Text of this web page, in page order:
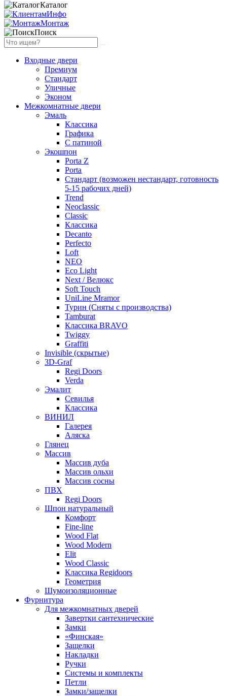
Каталог
Инфо
Монтаж
Поиск
Входные двери
Премиум
Стандарт
Уличные
Эконом
Межкомнатные двери
Эмаль
Классика
Графика
С патиной
Экошпон
Porta Z
Porta
Стандарт (возможен нестандарт, готовность
5-15 рабочих дней)
Trend
Neoclassic
Classic
Классика
Decanto
Perfecto
Loft
NEO
Eco Light
Next / Велюкс
Soft Touch
UniLine Mramor
Турин (Сняты с производства)
Tamburat
Классика BRAVO
Twiggy
Graffiti
Invisible (скрытые)
3D-Graf
Regi Doors
Verda
Эмалит
Севилья
Классика
ВИНИЛ
Галерея
Аляска
Глянец
Массив
Массив дуба
Массив ольхи
Массив сосны
ПВХ
Regi Doors
Шпон натуральный
Комфорт
Fine-line
Wood Flat
Wood Modern
Elit
Wood Classic
Классика Regidoors
Геометрия
Шумоизоляционные
Фурнитура
Для межкомнатных дверей
Завертки сантехнические
Замки
«Финская»
Защелки
Накладки
Ручки
Системы и комплекты
Петли
Замки/защелки